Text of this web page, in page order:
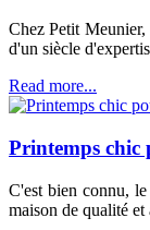
Chez Petit Meunier,
d'un siècle
Read more...
Printemps chic
C'est bien connu,
maison de qualité